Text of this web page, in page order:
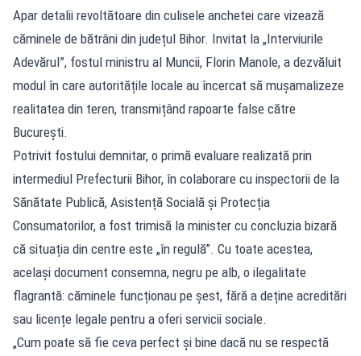
Apar detalii revoltătoare din culisele anchetei care vizează
căminele de bătrâni din județul Bihor. Invitat la „Interviurile
Adevărul”, fostul ministru al Muncii, Florin Manole, a dezvăluit
modul în care autoritățile locale au încercat să mușamalizeze
realitatea din teren, transmițând rapoarte false către
București.
Potrivit fostului demnitar, o primă evaluare realizată prin
intermediul Prefecturii Bihor, în colaborare cu inspectorii de la
Sănătate Publică, Asistență Socială și Protecția
Consumatorilor, a fost trimisă la minister cu concluzia bizară
că situația din centre este „în regulă”. Cu toate acestea,
același document consemna, negru pe alb, o ilegalitate
flagrantă: căminele funcționau pe șest, fără a deține acreditări
sau licențe legale pentru a oferi servicii sociale.
„Cum poate să fie ceva perfect și bine dacă nu se respectă